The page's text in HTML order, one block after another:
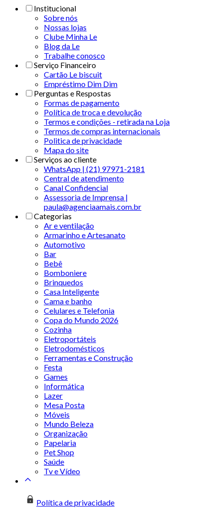
Institucional
Sobre nós
Nossas lojas
Clube Minha Le
Blog da Le
Trabalhe conosco
Serviço Financeiro
Cartão Le biscuit
Empréstimo Dim Dim
Perguntas e Respostas
Formas de pagamento
Política de troca e devolução
Termos e condições - retirada na Loja
Termos de compras internacionais
Politica de privacidade
Mapa do site
Serviços ao cliente
WhatsApp | (21) 97971-2181
Central de atendimento
Canal Confidencial
Assessoria de Imprensa |
paula@agenciaamais.com.br
Categorias
Ar e ventilação
Armarinho e Artesanato
Automotivo
Bar
Bebê
Bomboniere
Brinquedos
Casa Inteligente
Cama e banho
Celulares e Telefonia
Copa do Mundo 2026
Cozinha
Eletroportáteis
Eletrodomésticos
Ferramentas e Construção
Festa
Games
Informática
Lazer
Mesa Posta
Móveis
Mundo Beleza
Organização
Papelaria
Pet Shop
Saúde
Tv e Vídeo
Política de privacidade